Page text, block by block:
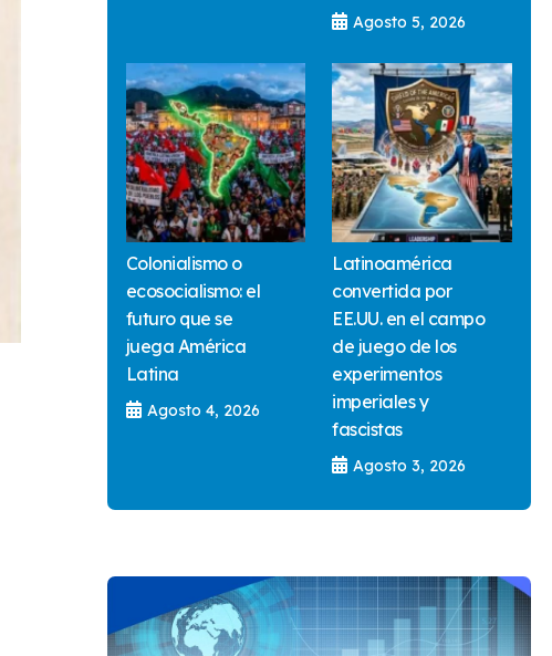
Agosto 5, 2026
Colonialismo o
ecosocialismo: el
futuro que se
juega América
Latina
Agosto 4, 2026
Latinoamérica
convertida por
EE.UU. en el campo
de juego de los
experimentos
imperiales y
fascistas
Agosto 3, 2026